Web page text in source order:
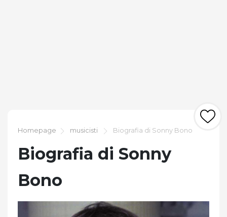
Homepage musicisti Biografia di Sonny Bono
Biografia di Sonny
Bono